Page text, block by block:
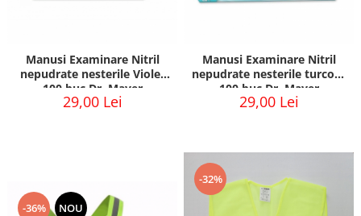
Manusi Examinare Nitril
nepudrate nesterile Violet
100 buc Dr. Mayer
29,00 Lei
Manusi Examinare Nitril
nepudrate nesterile turcoaz
100 buc Dr. Mayer
29,00 Lei
-36% NOU
-32%